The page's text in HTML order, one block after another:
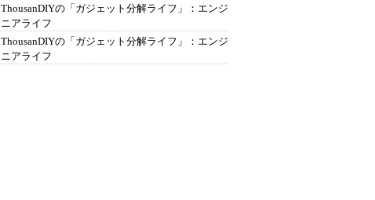
ThousanDIYの「ガジェット分解ライフ」：エンジ
ニアライフ
ThousanDIYの「ガジェット分解ライフ」：エンジ
ニアライフ